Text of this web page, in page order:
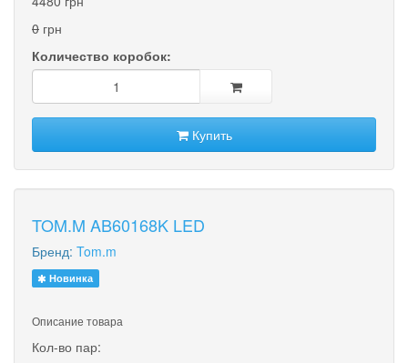
0 грн
Количество коробок:
Купить
TOM.M AB60168K LED
Бренд: Tom.m
Новинка
Описание товара
Кол-во пар: